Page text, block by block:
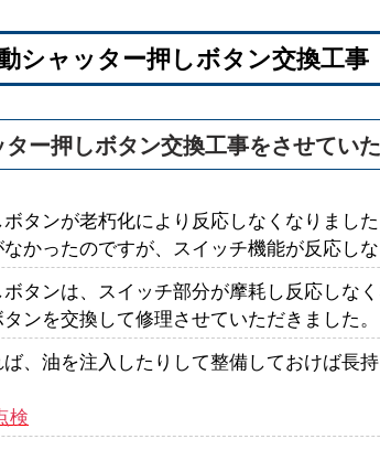
シャッター押しボタン交換工事
ー押しボタン交換工事をさせていた
タンが老朽化により反応しなくなりました
かったのですが、スイッチ機能が反応しな
タンは、スイッチ部分が摩耗し反応しなく
ンを交換して修理させていただきました。
、油を注入したりして整備しておけば長
検